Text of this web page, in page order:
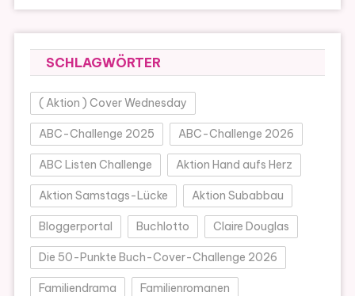
SCHLAGWÖRTER
( Aktion ) Cover Wednesday
ABC-Challenge 2025 ABC-Challenge 2026
ABC Listen Challenge Aktion Hand aufs Herz
Aktion Samstags-Lücke Aktion Subabbau
Bloggerportal Buchlotto Claire Douglas
Die 50-Punkte Buch-Cover-Challenge 2026
Familiendrama Familienromanen